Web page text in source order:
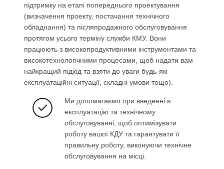
підтримку на етапі попереднього проектування
(визначення проекту, постачання технічного
обладнання) та післяпродажного обслуговування
протягом усього терміну служби КМУ. Вони
працюють з високопродуктивними інструментами та
високотехнологічними процесами, щоб надати вам
найкращий підхід та взяти до уваги будь-які
експлуатаційні ситуації, складні умови тощо).
Ми допомагаємо при введенні в
експлуатацію та технічному
обслуговуванні, щоб оптимізувати
роботу вашої КДУ та гарантувати її
правильну роботу, виконуючи технічне
обслуговування на місці.